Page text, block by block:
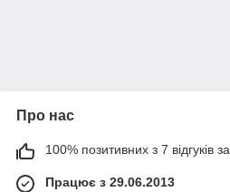
Про нас
100% позитивних з 7 відгуків за
Працює з 29.06.2013